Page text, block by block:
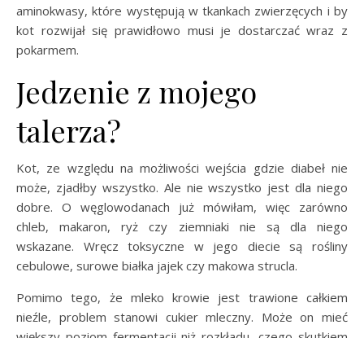
aminokwasy, które występują w tkankach zwierzęcych i by
kot rozwijał się prawidłowo musi je dostarczać wraz z
pokarmem.
Jedzenie z mojego
talerza?
Kot, ze względu na możliwości wejścia gdzie diabeł nie
może, zjadłby wszystko. Ale nie wszystko jest dla niego
dobre. O węglowodanach już mówiłam, więc zarówno
chleb, makaron, ryż czy ziemniaki nie są dla niego
wskazane. Wręcz toksyczne w jego diecie są rośliny
cebulowe, surowe białka jajek czy makowa strucla.
Pomimo tego, że mleko krowie jest trawione całkiem
nieźle, problem stanowi cukier mleczny. Może on mieć